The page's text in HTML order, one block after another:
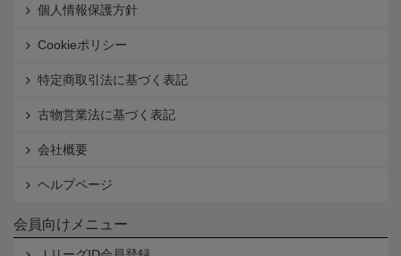
個人情報保護方針
Cookieポリシー
特定商取引法に基づく表記
古物営業法に基づく表記
会社概要
ヘルプページ
会員向けメニュー